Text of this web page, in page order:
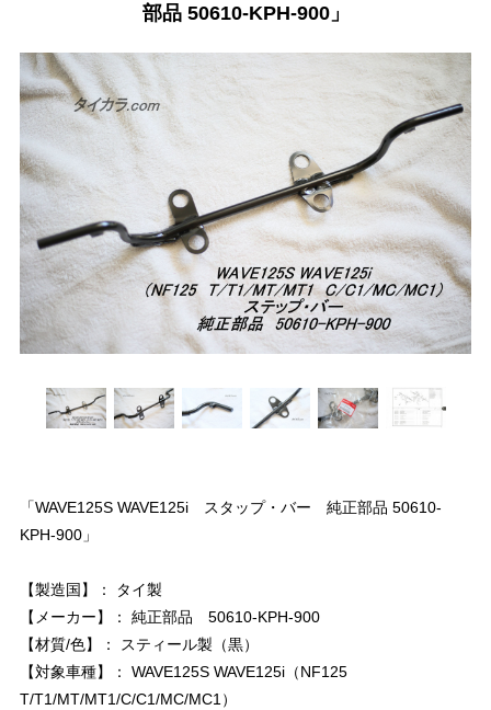
部品 50610-KPH-900」
「WAVE125S WAVE125i スタップ・バー 純正部品 50610-
KPH-900」
【製造国】： タイ製
【メーカー】： 純正部品 50610-KPH-900
【材質/色】： スティール製（黒）
【対象車種】： WAVE125S WAVE125i（NF125
T/T1/MT/MT1/C/C1/MC/MC1）